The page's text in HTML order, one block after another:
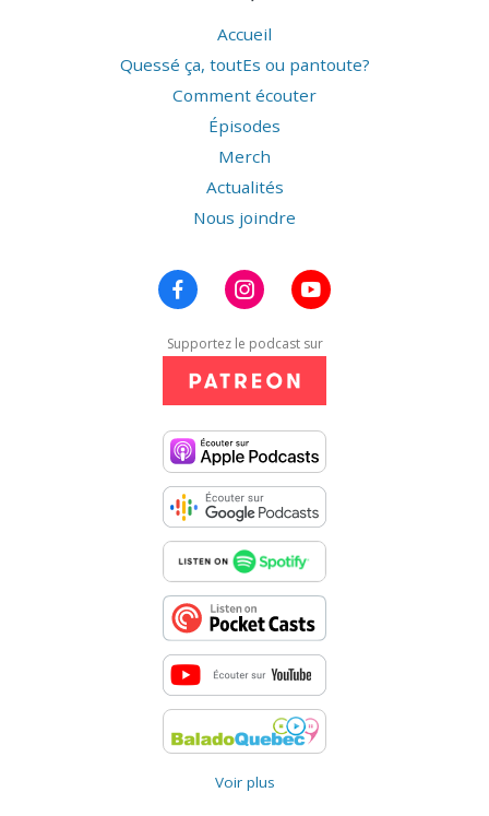
Accueil
Quessé ça, toutEs ou pantoute?
Comment écouter
Épisodes
Merch
Actualités
Nous joindre
Supportez le podcast sur
Voir plus